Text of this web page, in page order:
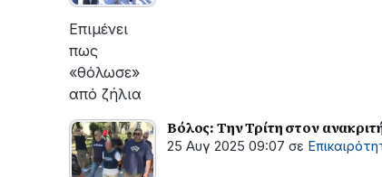
εργασίες
του
ΔΕΔΔΗΕ
για
την
αποκατάσταση
της
βλάβης
Επιμένει
πως
«θόλωσε»
από ζήλια
Βόλος: Την Τρίτη στον
25 Αυγ 2025 09:07 σε